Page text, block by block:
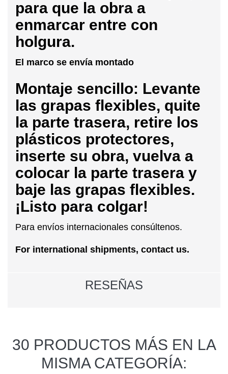
para que la obra a
enmarcar entre con
holgura.
El marco se envía montado
Montaje sencillo: Levante
las grapas flexibles, quite
la parte trasera, retire los
plásticos protectores,
inserte su obra, vuelva a
colocar la parte trasera y
baje las grapas flexibles.
¡Listo para colgar!
Para envíos internacionales consúltenos.
For international shipments, contact us.
RESEÑAS
30 PRODUCTOS MÁS EN LA
MISMA CATEGORÍA: